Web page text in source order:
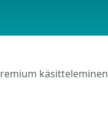
käsitteleminen